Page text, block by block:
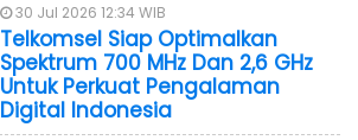
30 Jul 2026 12:34 WIB
Telkomsel Siap Optimalkan
Spektrum 700 MHz Dan 2,6 GHz
Untuk Perkuat Pengalaman
Digital Indonesia